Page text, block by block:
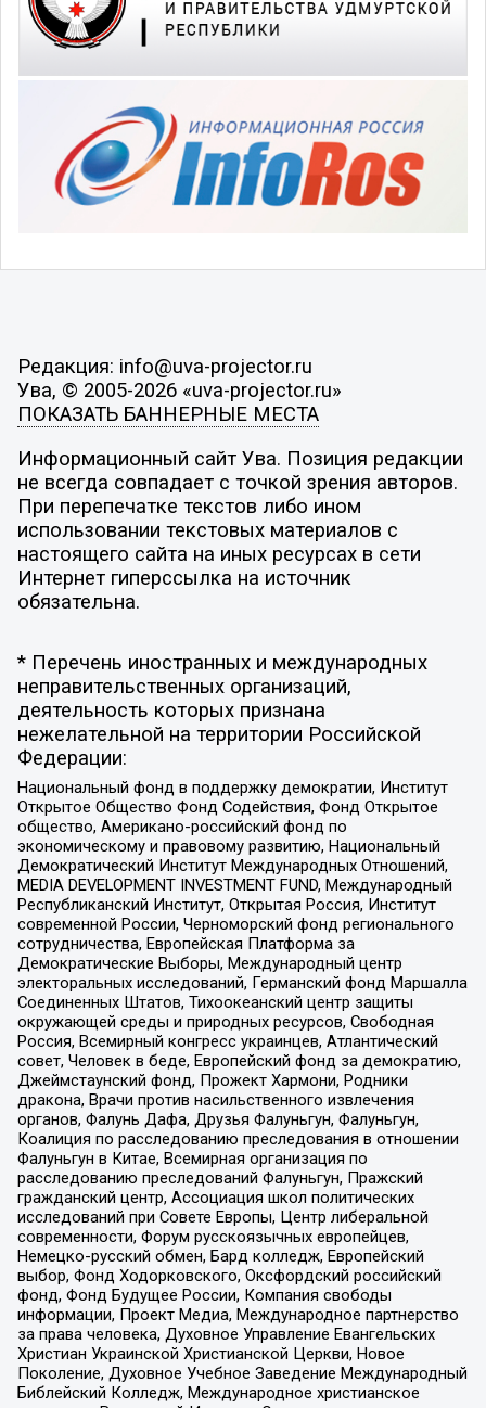
Редакция: info@uva-projector.ru
Ува, © 2005-2026 «uva-projector.ru»
ПОКАЗАТЬ БАННЕРНЫЕ МЕСТА
Информационный сайт Ува. Позиция редакции
не всегда совпадает с точкой зрения авторов.
При перепечатке текстов либо ином
использовании текстовых материалов с
настоящего сайта на иных ресурсах в сети
Интернет гиперссылка на источник
обязательна.
* Перечень иностранных и международных
неправительственных организаций,
деятельность которых признана
нежелательной на территории Российской
Федерации:
Национальный фонд в поддержку демократии, Институт
Открытое Общество Фонд Содействия, Фонд Открытое
общество, Американо-российский фонд по
экономическому и правовому развитию, Национальный
Демократический Институт Международных Отношений,
MEDIA DEVELOPMENT INVESTMENT FUND, Международный
Республиканский Институт, Открытая Россия, Институт
современной России, Черноморский фонд регионального
сотрудничества, Европейская Платформа за
Демократические Выборы, Международный центр
электоральных исследований, Германский фонд Маршалла
Соединенных Штатов, Тихоокеанский центр защиты
окружающей среды и природных ресурсов, Свободная
Россия, Всемирный конгресс украинцев, Атлантический
совет, Человек в беде, Европейский фонд за демократию,
Джеймстаунский фонд, Прожект Хармони, Родники
дракона, Врачи против насильственного извлечения
органов, Фалунь Дафа, Друзья Фалуньгун, Фалуньгун,
Коалиция по расследованию преследования в отношении
Фалуньгун в Китае, Всемирная организация по
расследованию преследований Фалуньгун, Пражский
гражданский центр, Ассоциация школ политических
исследований при Совете Европы, Центр либеральной
современности, Форум русскоязычных европейцев,
Немецко-русский обмен, Бард колледж, Европейский
выбор, Фонд Ходорковского, Оксфордский российский
фонд, Фонд Будущее России, Компания свободы
информации, Проект Медиа, Международное партнерство
за права человека, Духовное Управление Евангельских
Христиан Украинской Христианской Церкви, Новое
Поколение, Духовное Учебное Заведение Международный
Библейский Колледж, Международное христианское